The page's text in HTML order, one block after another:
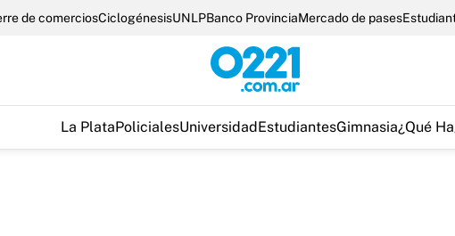
de comerciosCiclogénesisUNLPBanco ProvinciaMercado de pases
La PlataPolicialesUniversidadEstudiantesGimnasia¿Qué